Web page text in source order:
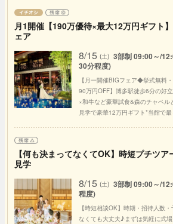
月1開催【190万優待×最大12万円ギフト
ェア
8/15 (土) 3部制 09:00～/
30分程度)
【月一開催BIGフェア◆挙式無料
90万円OFF】博多駅徒歩6分の好
×和牛など豪華試食&森のチャペル
見学で豪華12万円ギフト*当館で最
【何も決まってなくてOK】時短プチツ
見学
8/15 (土) 3部制 09:00～/
程度)
【時短相談OK】時期・招待人数
なくても大丈夫♪まずは気軽に式